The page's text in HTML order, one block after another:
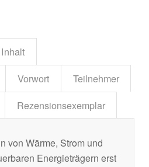
Inhalt
Vorwort
Teilnehmer
Rezensionsexemplar
von Wärme, Strom und
Energieträgern erst